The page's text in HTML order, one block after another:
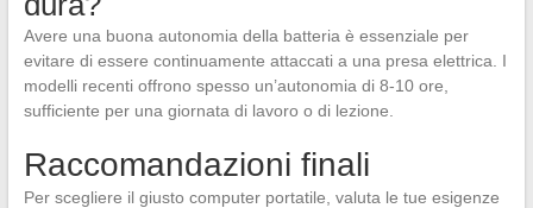
Avere una buona autonomia della batteria è essenziale per
evitare di essere continuamente attaccati a una presa elettrica. I
modelli recenti offrono spesso un’autonomia di 8-10 ore,
sufficiente per una giornata di lavoro o di lezione.
Raccomandazioni finali
Per scegliere il giusto computer portatile, valuta le tue esigenze